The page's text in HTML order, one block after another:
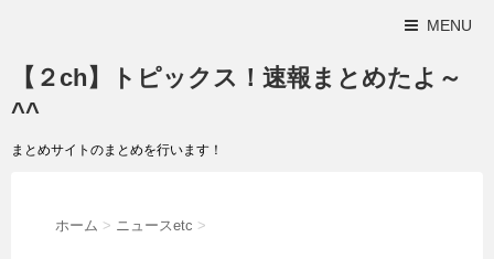
MENU
【２ch】トピックス！速報まとめたよ～
^^
まとめサイトのまとめを行います！
ホーム > ニュースetc >